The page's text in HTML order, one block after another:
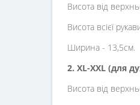
Висота від
Висота всієї
Ширина - 13,5см.
2. XL-XXL (для
Висота від